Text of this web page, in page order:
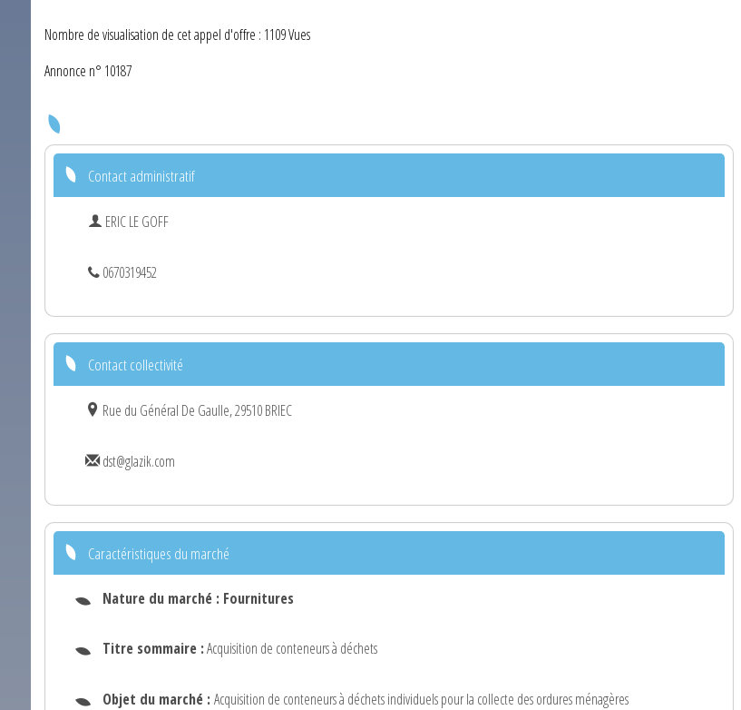
Nombre de visualisation de cet appel d'offre : 1109 Vues
Annonce n° 10187
Contact administratif
ERIC LE GOFF
0670319452
Contact collectivité
Rue du Général De Gaulle, 29510 BRIEC
dst@glazik.com
Caractéristiques du marché
Nature du marché : Fournitures
Titre sommaire :Acquisition de conteneurs à déchets
Objet du marché : Acquisition de conteneurs à déchets individuels pour la collecte des ordures ménagères